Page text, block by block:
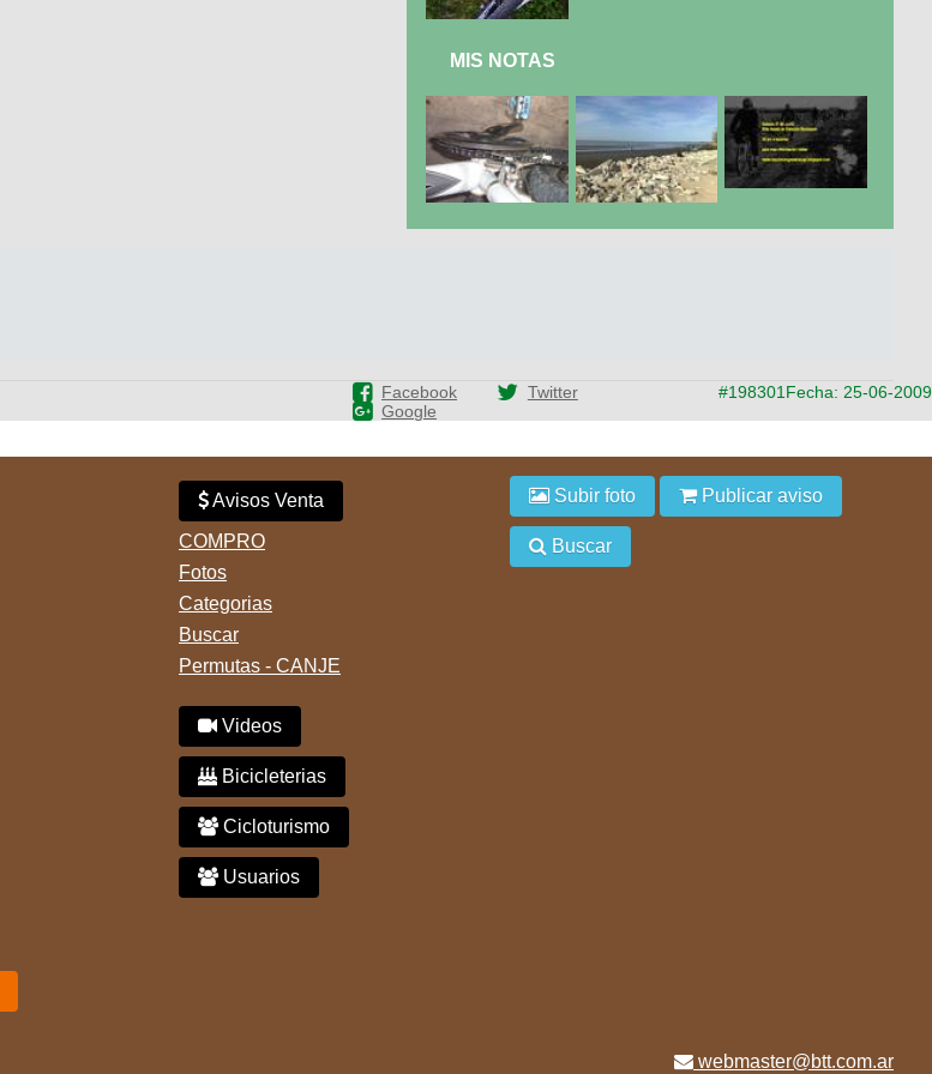
Facebook
Twitter
Google
#198301 Fecha: 25-06-2009
MIS NOTAS
Avisos Venta
COMPRO
Fotos
Categorias
Buscar
Permutas - CANJE
Videos
Bicicleterias
Cicloturismo
Usuarios
Subir foto Publicar aviso
Buscar
webmaster@btt.com.ar